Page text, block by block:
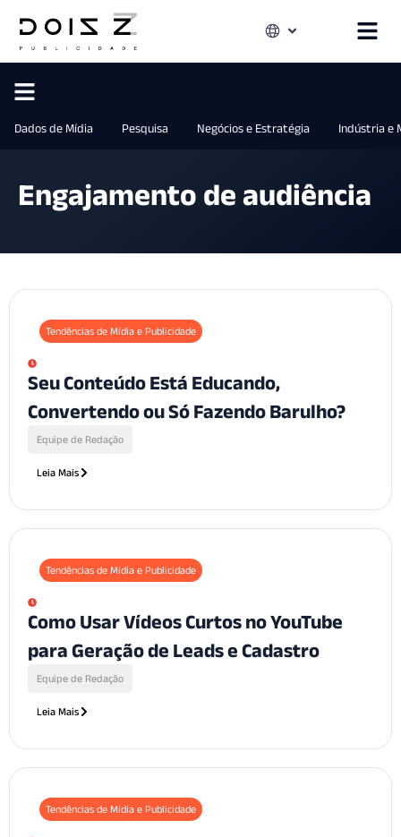
Dados de Mídia Pesquisa Negócios e Estratégia Indústria e
Engajamento de audiência
Tendências de Mídia e Publicidade
Seu Conteúdo Está Educando,
Convertendo ou Só Fazendo Barulho?
Equipe de Redação
Leia Mais
Tendências de Mídia e Publicidade
Como Usar Vídeos Curtos no YouTube
para Geração de Leads e Cadastro
Equipe de Redação
Leia Mais
Tendências de Mídia e Publicidade